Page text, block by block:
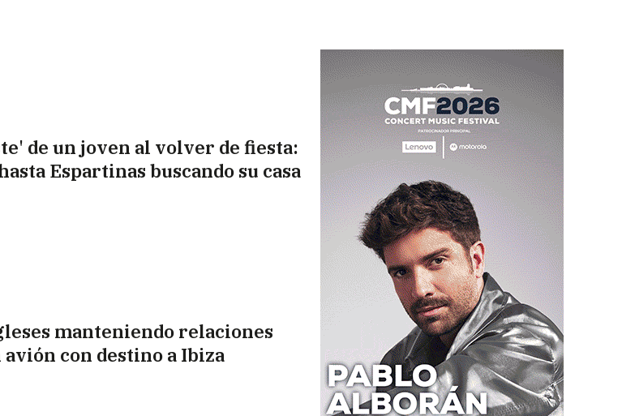
de un joven al volver de fiesta:
Espartinas buscando su casa
manteniendo relaciones
avión con destino a Ibiza